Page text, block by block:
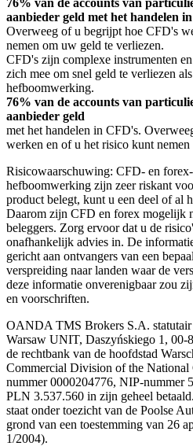
aanbieder geld met het handelen
Overweeg of u begrijpt hoe CFD's
nemen om uw geld te verliezen.
CFD's zijn complexe instrumenten
zich mee om snel geld te verliezen
hefboomwerking.
76% van de accounts van
aanbieder geld
met het handelen in CFD's.
werken en of u het risico kunt
Risicowaarschuwing: CFD- en
hefboomwerking zijn zeer riskant
product belegt, kunt u een deel of al
Daarom zijn CFD en forex mogelijk
beleggers. Zorg ervoor dat u de
onafhankelijk advies in. De
gericht aan ontvangers van een
verspreiding naar landen waar de
deze informatie onverenigbaar zou
en voorschriften.
OANDA TMS Brokers S.A. statutair
Warsaw UNIT, Daszyńskiego 1, 00-
de rechtbank van de hoofdstad
Commercial Division of the
nummer 0000204776, NIP-nummer
PLN 3.537.560 in zijn geheel
staat onder toezicht van de Poolse
grond van een toestemming van 26
1/2004).